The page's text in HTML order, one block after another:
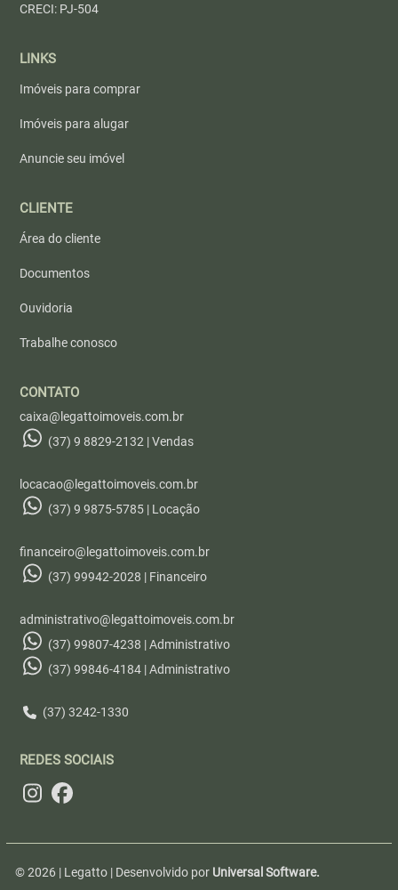
CRECI: PJ-504
LINKS
Imóveis para comprar
Imóveis para alugar
Anuncie seu imóvel
CLIENTE
Área do cliente
Documentos
Ouvidoria
Trabalhe conosco
CONTATO
caixa@legattoimoveis.com.br
(37) 9 8829-2132 | Vendas
locacao@legattoimoveis.com.br
(37) 9 9875-5785 | Locação
financeiro@legattoimoveis.com.br
(37) 99942-2028 | Financeiro
administrativo@legattoimoveis.com.br
(37) 99807-4238 | Administrativo
(37) 99846-4184 | Administrativo
(37) 3242-1330
REDES SOCIAIS
© 2026 | Legatto | Desenvolvido por Universal Software.